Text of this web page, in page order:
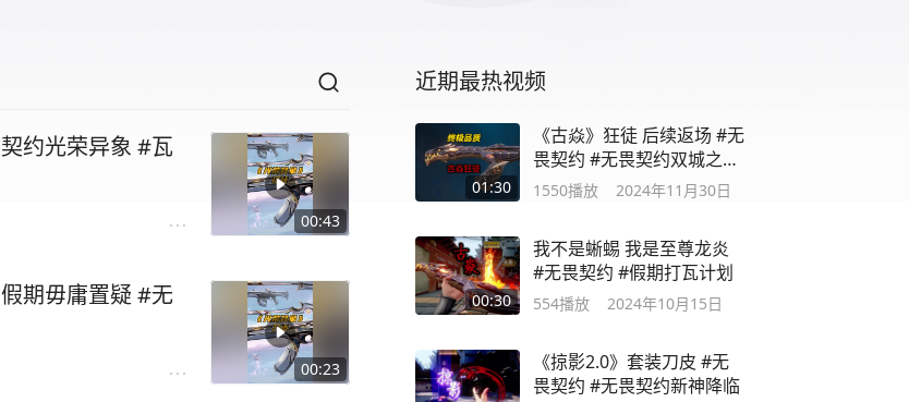
00:43
00:23
近期最热视频
01:30
《古焱》狂徒 后续返场 #无
畏契约 #无畏契约双城之战
联动
1550播放 2024年11月30日
00:30
我不是蜥蜴 我是至尊龙炎
#无畏契约 #假期打瓦计划
554播放 2024年10月15日
《掠影2.0》套装刀皮 #无
畏契约 #无畏契约新神降临